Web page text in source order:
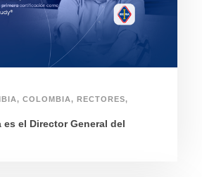
, COLOMBIA, RECTORES,
es el Director General del